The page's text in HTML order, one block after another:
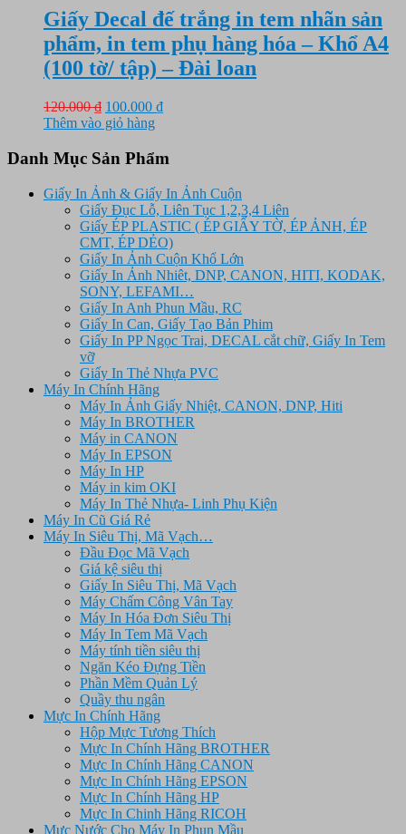
4.690.000 ₫.
Giấy Decal đế trắng in tem nhãn sản
phẩm, in tem phụ hàng hóa – Khổ A4
(100 tờ/ tập) – Đài loan
120.000₫ Giá
gốc
120.000 ₫.
100.000 ₫Giá
là:
Thêm vào giỏ hàng
Danh Mục Sản Phẩm
Giấy In Ảnh & Giấy In Ảnh Cuộn
Giấy Đục Lỗ, Liên Tục 1,2,3,4 Liên
Giấy ÉP PLASTIC ( ÉP GIẤY TỜ, ÉP ẢNH, ÉP
CMT, ÉP DẺO)
Giấy In Ảnh Cuộn Khổ Lớn
Giấy In Ảnh Nhiêt, DNP, CANON, HITI, KODAK,
SONY, LEFAMI…
Giấy In Anh Phun Mầu, RC
Giấy In Can, Giấy Tạo Bản Phim
Giấy In PP Ngọc Trai, DECAL cắt chữ, Giấy In Tem
vỡ
Giấy In Thẻ Nhựa PVC
Máy In Chính Hãng
Máy In Ảnh Giấy Nhiệt, CANON, DNP, Hiti
Máy In BROTHER
Máy in CANON
Máy In EPSON
Máy In HP
Máy in kim OKI
Máy In Thẻ Nhựa- Linh Phụ Kiện
Máy In Cũ Giá Rẻ
Máy In Siêu Thị, Mã Vạch…
Đầu Đọc Mã Vạch
Giá kệ siêu thị
Giấy In Siêu Thị, Mã Vạch
Máy Chấm Công Vân Tay
Máy In Hóa Đơn Siêu Thị
Máy In Tem Mã Vạch
Máy tính tiền siêu thị
Ngăn Kéo Đựng Tiền
Phần Mềm Quản Lý
Quầy thu ngân
Mực In Chính Hãng
Hộp Mực Tương Thích
Mực In Chính Hãng BROTHER
Mực In Chính Hãng CANON
Mực In Chính Hãng EPSON
Mực In Chính Hãng HP
Mực In Chinh Hãng RICOH
Mưc Nước Cho Máy In Phun Mầu